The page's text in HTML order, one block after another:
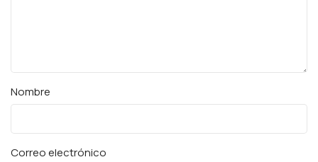
Nombre
Correo electrónico